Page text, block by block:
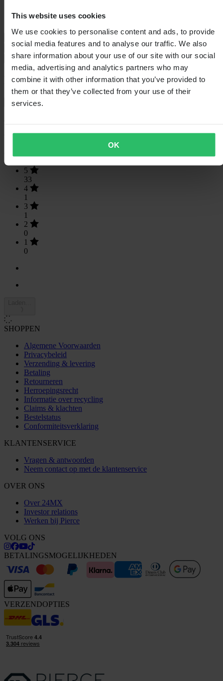
This website uses cookies
We use cookies to personalise content and ads, to provide
social media features and to analyse our traffic. We also
share information about your use of our site with our social
media, advertising and analytics partners who may
combine it with other information that you’ve provided to
them or that they’ve collected from your use of their
services.
OK
Verpakkingsbreedte375
Verzending & retouren
Veiligheidsinformatie
Klantenbeoordelingen (35)
Toon alleen lokale reviews
5
33
4
1
3
1
2
0
1
0
SHOPPEN
Algemene Voorwaarden
Privacybeleid
Verzending & levering
Betaling
Retourneren
Herroepingsrecht
Informatie over recycling
Claims & klachten
Bestelstatus
Conformiteitsverklaring
KLANTENSERVICE
Vragen & antwoorden
Neem contact op met de klantenservice
OVER ONS
Over 24MX
Investor relations
Werken bij Pierce
VOLG ONS
BETALINGSMOGELIJKHEDEN
VERZENDOPTIES